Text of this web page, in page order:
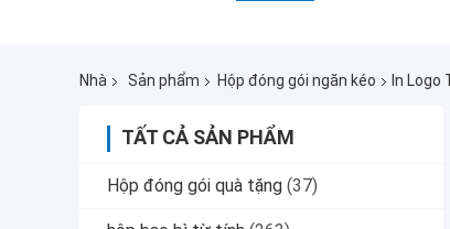
Nhà Sản phẩm Hộp đóng gói ngăn kéo In
TẤT CẢ SẢN PHẨM
Hộp đóng gói quà tặng (37)